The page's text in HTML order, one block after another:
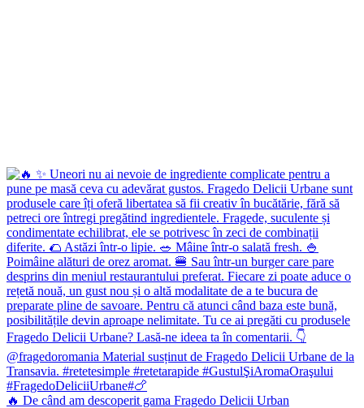
🔥 De când am descoperit gama Fragedo Delicii Urban